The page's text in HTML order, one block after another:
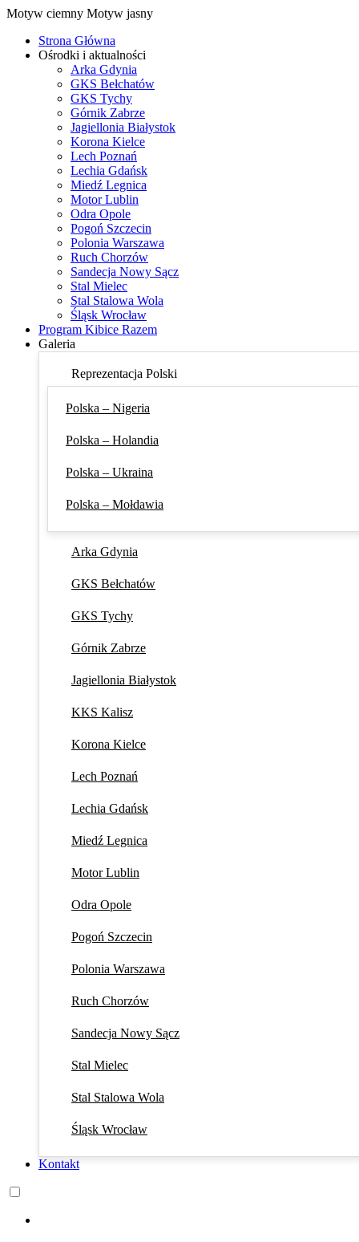
Motyw ciemny Motyw jasny
Strona Główna
Ośrodki i aktualności
Arka Gdynia
GKS Bełchatów
GKS Tychy
Górnik Zabrze
Jagiellonia Białystok
Korona Kielce
Lech Poznań
Lechia Gdańsk
Miedź Legnica
Motor Lublin
Odra Opole
Pogoń Szczecin
Polonia Warszawa
Ruch Chorzów
Sandecja Nowy Sącz
Stal Mielec
Stal Stalowa Wola
Śląsk Wrocław
Program Kibice Razem
Galeria
Reprezentacja Polski
Polska – Nigeria
Polska – Holandia
Polska – Ukraina
Polska – Mołdawia
Arka Gdynia
GKS Bełchatów
GKS Tychy
Górnik Zabrze
Jagiellonia Białystok
KKS Kalisz
Korona Kielce
Lech Poznań
Lechia Gdańsk
Miedź Legnica
Motor Lublin
Odra Opole
Pogoń Szczecin
Polonia Warszawa
Ruch Chorzów
Sandecja Nowy Sącz
Stal Mielec
Stal Stalowa Wola
Śląsk Wrocław
Kontakt